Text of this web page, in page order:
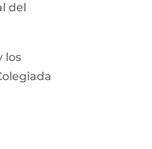
del
los